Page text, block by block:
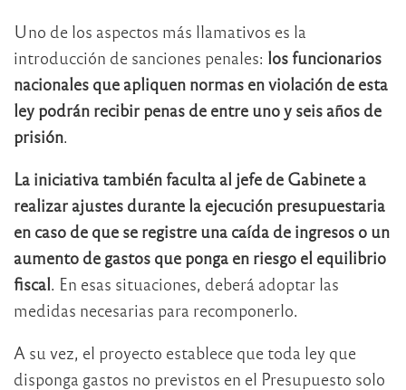
Uno de los aspectos más llamativos es la
introducción de sanciones penales: los funcionarios
nacionales que apliquen normas en violación de esta
ley podrán recibir penas de entre uno y seis años de
prisión.
La iniciativa también faculta al jefe de Gabinete a
realizar ajustes durante la ejecución presupuestaria
en caso de que se registre una caída de ingresos o un
aumento de gastos que ponga en riesgo el equilibrio
fiscal. En esas situaciones, deberá adoptar las
medidas necesarias para recomponerlo.
A su vez, el proyecto establece que toda ley que
disponga gastos no previstos en el Presupuesto solo